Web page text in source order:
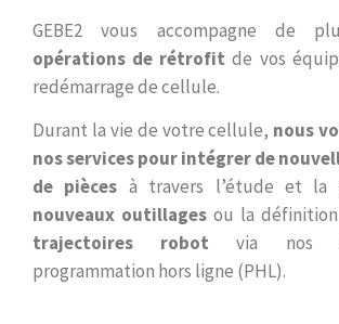
GEBE2 vous accompagne de
opérations de rétrofit de vos
redémarrage de cellule.
Durant la vie de votre cellule, nous
nos services pour intégrer de
de pièces à travers l’étude et la
nouveaux outillages ou la
trajectoires robot via nos
programmation hors ligne (PHL).